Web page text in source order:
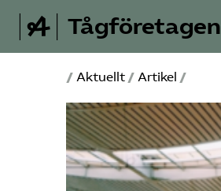
Tågföretagen
/ Aktuellt / Artikel /